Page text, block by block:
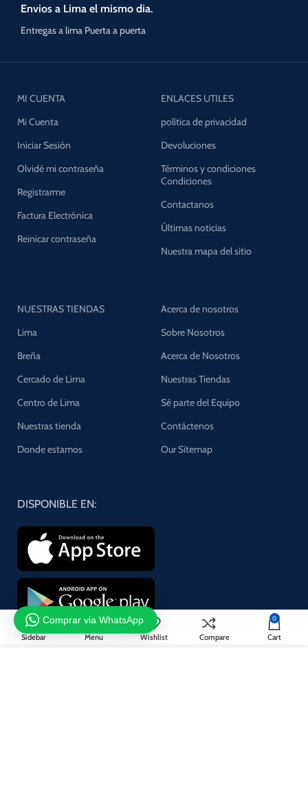
Envios a Lima el mismo dia.
Entregas a lima Puerta a puerta
MI CUENTA
Mi Cuenta
Iniciar Sesión
Olvidé mi contraseña
Registrarme
Factura Electrónica
Reinicar contraseña
ENLACES UTILES
política de privacidad
Devoluciones
Términos y condiciones
Condiciones
Contactanos
Últimas noticias
Nuestra mapa del sitio
NUESTRAS TIENDAS
Lima
Breña
Cercado de Lima
Centro de Lima
Nuestras tienda
Donde estamos
Acerca de nosotros
Sobre Nosotros
Acerca de Nosotros
Nuestras Tiendas
Sé parte del Equipo
Contáctenos
Our Sitemap
DISPONIBLE EN:
¡Suscríbase a nuestro boletín!
Sidebar Menu Wishlist Compare
0
Cart
Comprar via WhatsApp